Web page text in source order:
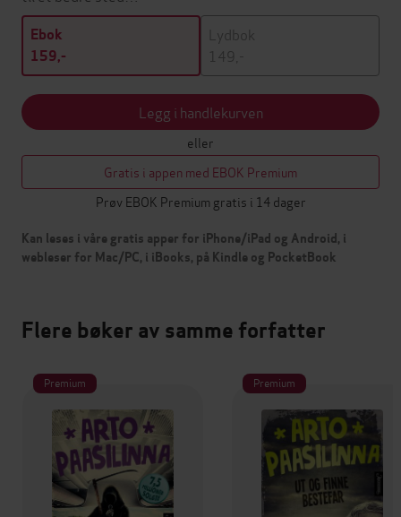
Ebok
159,-
Lydbok
149,-
Legg i handlekurven
eller
Gratis i appen med EBOK Premium
Prøv EBOK Premium gratis i 14 dager
Kan leses i våre gratis apper for iPhone/iPad og Android, i
webleser for Mac/PC, i iBooks, på Kindle og PocketBook
Flere bøker av samme forfatter
Premium Premium